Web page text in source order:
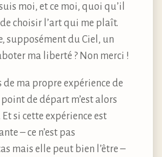
moi, et ce moi, quoi qu’il
choisir l’art qui me plaît.
supposément du Ciel, un
ma liberté ? Non merci !
de ma propre expérience de
point de départ m’est alors
si cette expérience est
– ce n’est pas
mais elle peut bien l’être –